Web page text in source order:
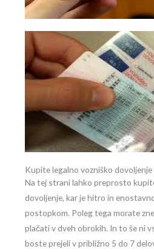
Kupite legalno vozniško dovoljenje
Na tej strani lahko preprosto
dovoljenje, kar je hitro in
postopkom. Poleg tega morate
plačati v dveh obrokih. In to še ni
boste prejeli v približno 5 do 7